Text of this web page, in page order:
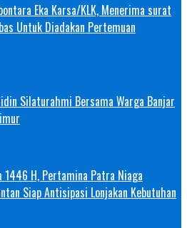
Eka Karsa/KLK, Menerima surat
Untuk Diadakan Pertemuan
Silaturahmi Bersama Warga Banjar
1446 H, Pertamina Patra Niaga
Siap Antisipasi Lonjakan Kebutuhan